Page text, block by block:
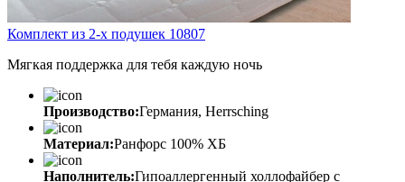
Комплект из 2-х подушек 10807
Мягкая поддержка для тебя каждую ночь
Производство:Германия, Herrsching
Материал:Ранфорс 100% ХБ
Наполнитель:Гипоаллергенный холлофайбер с